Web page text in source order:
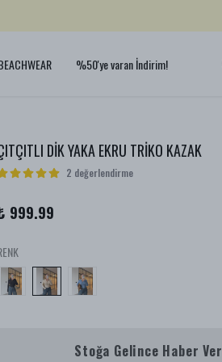
%50'ye varan İndirim!
DİK YAKA EKRU TRİKO KAZAK
2 değerlendirme
999.99
Stoğa Gelince Haber Ver